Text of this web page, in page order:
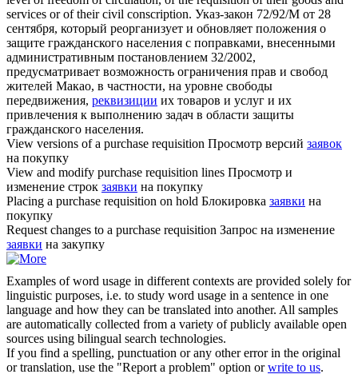
services or of their civil conscription. Указ-закон 72/92/M от 28
сентября, который реорганизует и обновляет положения о
защите гражданского населения с поправками, внесенными
административным постановлением 32/2002,
предусматривает возможность ограничения прав и свобод
жителей Макао, в частности, на уровне свободы
передвижения, реквизиции их товаров и услуг и их
привлечения к выполнению задач в области защиты
гражданского населения.
View versions of a purchase requisition Просмотр версий заявок
на покупку
View and modify purchase requisition lines Просмотр и
изменение строк заявки на покупку
Placing a purchase requisition on hold Блокировка заявки на
покупку
Request changes to a purchase requisition Запрос на изменение
заявки на закупку
Examples of word usage in different contexts are provided solely for
linguistic purposes, i.e. to study word usage in a sentence in one
language and how they can be translated into another. All samples
are automatically collected from a variety of publicly available open
sources using bilingual search technologies.
If you find a spelling, punctuation or any other error in the original
or translation, use the "Report a problem" option orwrite to us.